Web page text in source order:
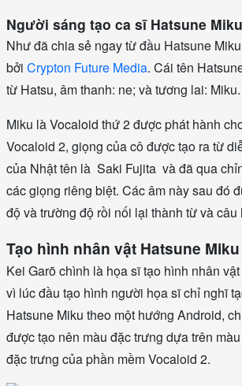
Người sáng tạo ca sĩ Hatsune
Như đã chia sẻ ngay từ đầu Hatsune
bởi Crypton Future Media. Cái tên
từ Hatsu, âm thanh: ne; và tương lai: Miku.
Miku là Vocaloid thứ 2 được phát hành
Vocaloid 2, giọng của cô được tạo ra từ
của Nhật tên là Saki Fujita và đã qua
các giọng riêng biệt. Các âm này sau đó
độ và trường độ rồi nối lại thành từ và câu
Tạo hình nhân vật Hatsune Miku
Kei Garō chình là họa sĩ tạo hình nhân
vì lúc đầu tạo hình người họa sĩ chỉ nghĩ
Hatsune Miku theo một hướng Android,
được tạo nên màu đặc trưng dựa trên
đặc trưng của phần mềm Vocaloid 2.